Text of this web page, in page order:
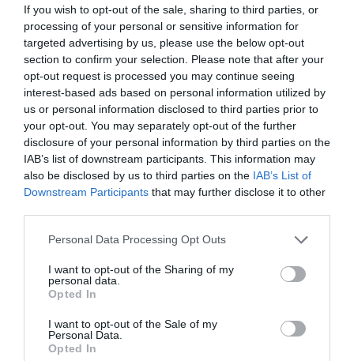
If you wish to opt-out of the sale, sharing to third parties, or
processing of your personal or sensitive information for
targeted advertising by us, please use the below opt-out
section to confirm your selection. Please note that after your
opt-out request is processed you may continue seeing
interest-based ads based on personal information utilized by
us or personal information disclosed to third parties prior to
your opt-out. You may separately opt-out of the further
disclosure of your personal information by third parties on the
IAB’s list of downstream participants. This information may
also be disclosed by us to third parties on the IAB’s List of
Downstream Participants that may further disclose it to other
Please note that this website/app uses one or more Google
not limited to your visit or usage behaviour. You may click to
grant or deny consent to Google and its third-party tags to
use your data for below specified purposes in below Google
consent section.
Personal Data Processing Opt Outs
I want to opt-out of the Sharing of my
personal data.
Opted In
I want to opt-out of the Sale of my
Personal Data.
Opted In
267 108 119
11 h 38 min
Cause Parasites
344 178